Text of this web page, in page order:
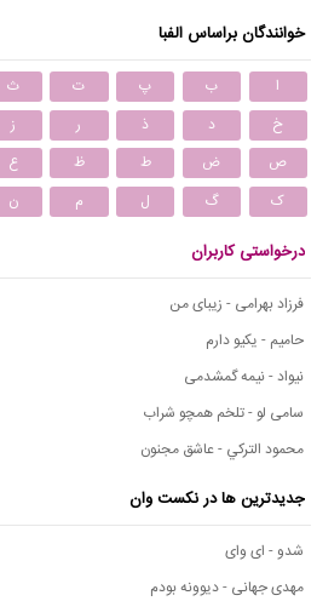
خوانندگان براساس الفبا
ا ب پ ت ث
خ
د ذ ر ز
ص
ض ط ظ ع
ک
گ ل م ن
درخواستی کاربران
فرزاد بهرامی - زیبای من
حامیم - یکیو دارم
نیواد - نیمه گمشدمی
سامی لو - تلخم همچو شراب
محمود التركي - عاشق مجنون
جدیدترین ها در نکست وان
شدو - ای وای
مهدی جهانی - دیوونه بودم